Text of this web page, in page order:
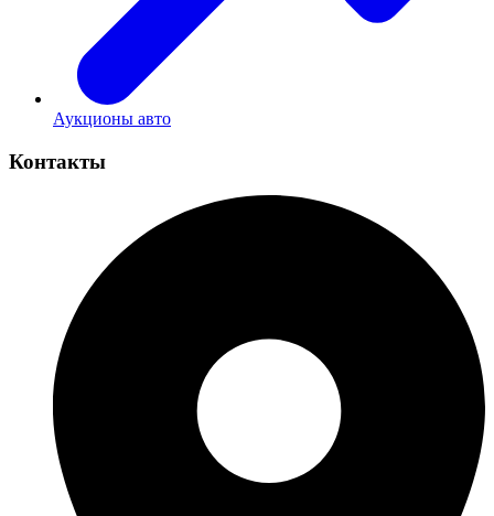
Аукционы авто
Контакты